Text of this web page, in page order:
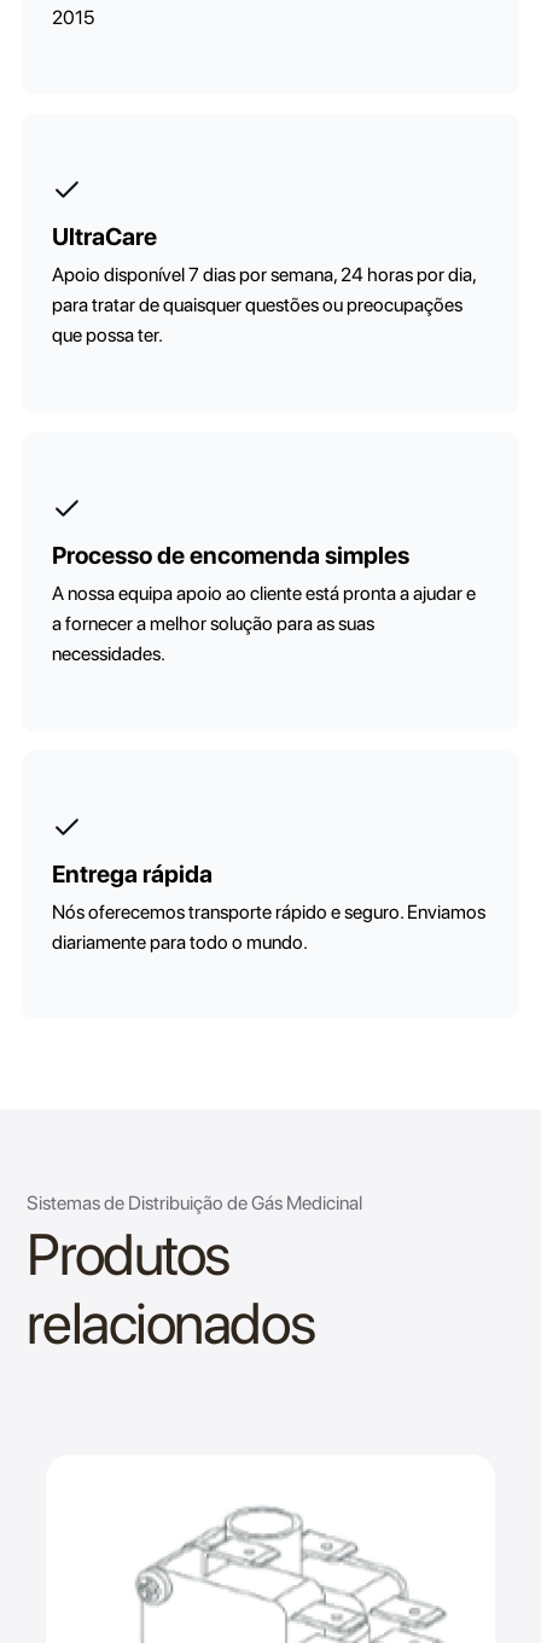
2015
UltraCare
Apoio disponível 7 dias por semana, 24 horas por dia,
para tratar de quaisquer questões ou preocupações
que possa ter.
Processo de encomenda simples
A nossa equipa apoio ao cliente está pronta a ajudar e
a fornecer a melhor solução para as suas
necessidades.
Entrega rápida
Nós oferecemos transporte rápido e seguro. Enviamos
diariamente para todo o mundo.
Sistemas de Distribuição de Gás Medicinal
Produtos
relacionados